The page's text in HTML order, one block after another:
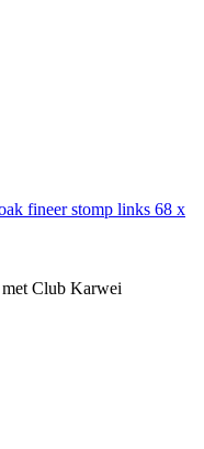
fineer stomp links 68 x
Club Karwei